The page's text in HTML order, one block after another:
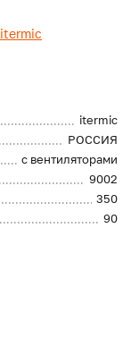
itermic
itermic
РОССИЯ
с вентиляторами
9002
350
90